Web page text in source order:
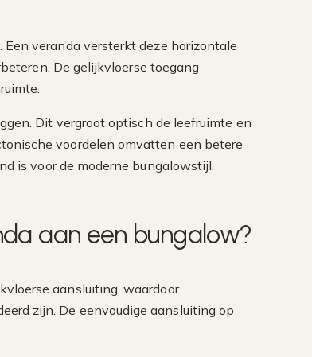
veranda versterkt deze horizontale
De gelijkvloerse toegang
Dit vergroot optisch de leefruimte en
voordelen omvatten een betere
is voor de moderne bungalowstijl.
aan een bungalow?
aansluiting, waardoor
zijn. De eenvoudige aansluiting op